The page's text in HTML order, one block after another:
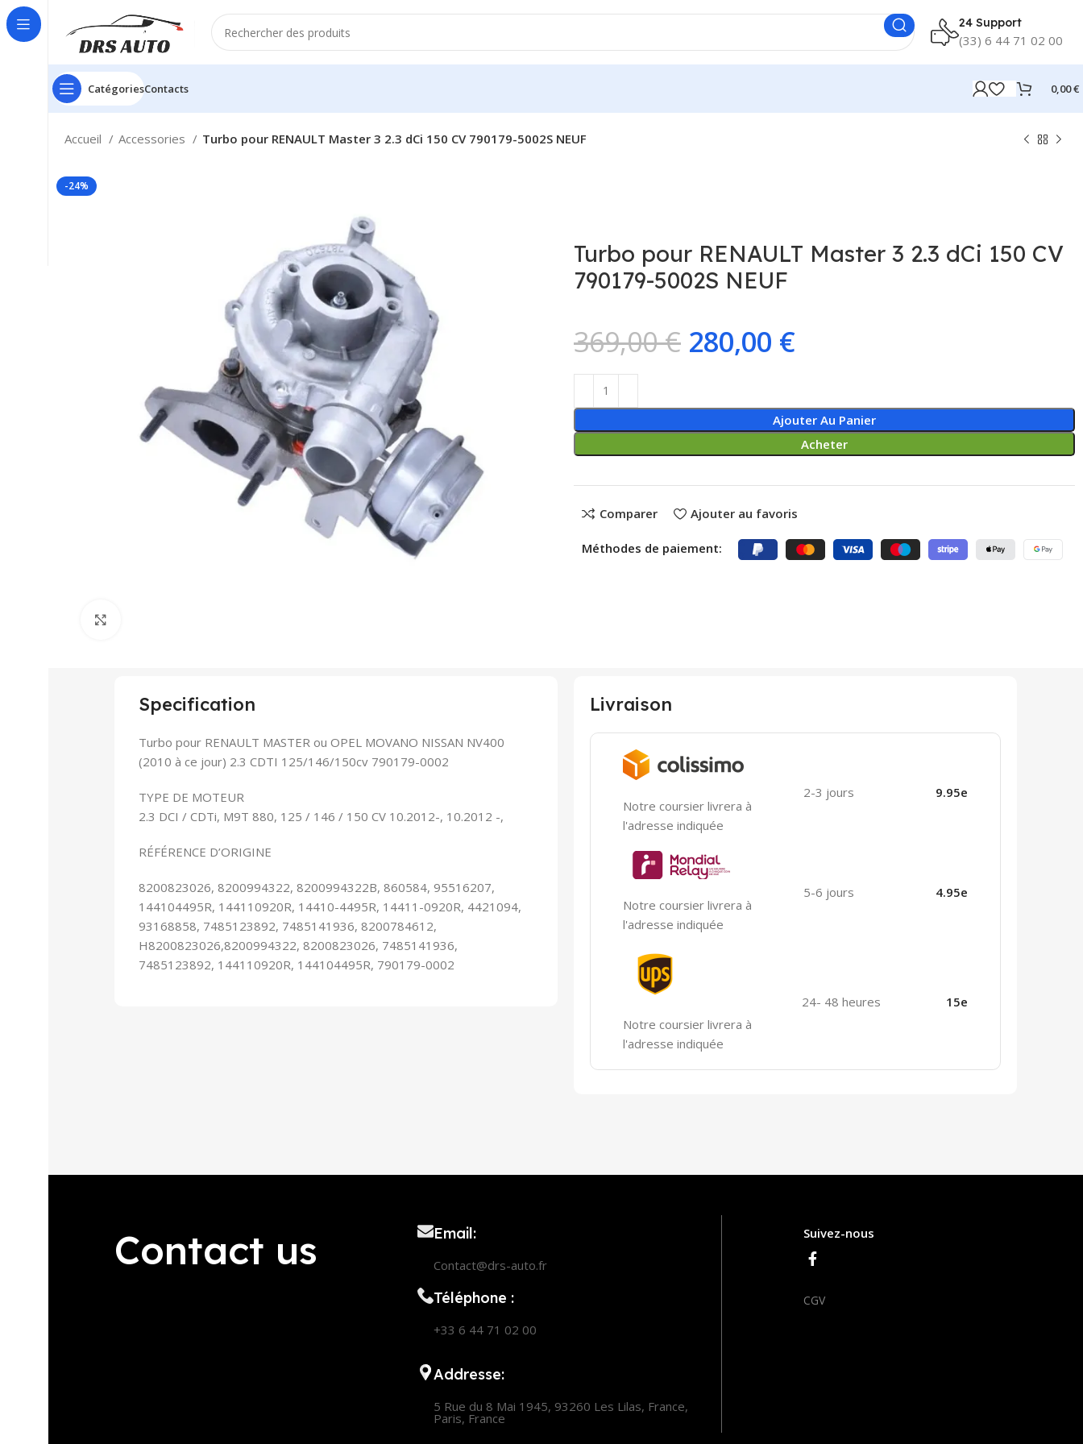
24 Support
(33) 6 44 71 02 00
CatégoriesContacts 0,00€
Accueil Accessories Turbo pour RENAULT Master 3 2.3 dCi 150 CV 790179-5002S NEUF
-24%
Turbo pour RENAULT Master 3 2.3 dCi 150 CV
790179-5002S NEUF
369,00€ 280,00 €
Ajouter Au Panier
Acheter
Comparer Ajouter au favoris
Méthodes de paiement:
Specification
Turbo pour RENAULT MASTER ou OPEL MOVANO NISSAN NV400
(2010 à ce jour) 2.3 CDTI 125/146/150cv 790179-0002
TYPE DE MOTEUR
2.3 DCI / CDTi, M9T 880, 125 / 146 / 150 CV 10.2012-, 10.2012 -,
RÉFÉRENCE D’ORIGINE
8200823026, 8200994322, 8200994322B, 860584, 95516207,
144104495R, 144110920R, 14410-4495R, 14411-0920R, 4421094,
93168858, 7485123892, 7485141936, 8200784612,
H8200823026,8200994322, 8200823026, 7485141936,
7485123892, 144110920R, 144104495R, 790179-0002
Livraison
Notre coursier livrera à
l'adresse indiquée
2-3 jours 9.95e
Notre coursier livrera à
l'adresse indiquée
5-6 jours 4.95e
Notre coursier livrera à
l'adresse indiquée
24- 48 heures 15e
Contact us Email:
Contact@drs-auto.fr
Téléphone :
+33 6 44 71 02 00
Addresse:
5 Rue du 8 Mai 1945, 93260 Les Lilas, France,
Paris, France
Suivez-nous
CGV